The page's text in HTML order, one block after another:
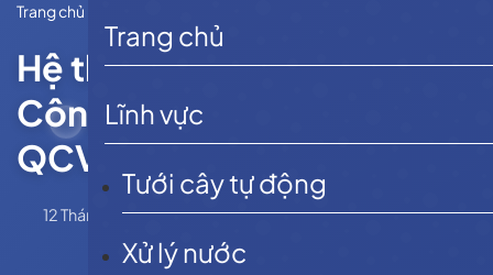
Trang chủ
Lĩnh vực
Tưới cây tự động
Xử lý nước
Trang chủ
Hệ thống Xử Lý Nước Thải,
Công Nghệ, Quy Chuẩn
QCVN [2026]
12 Tháng 6, 2026 NTSE Tin tức